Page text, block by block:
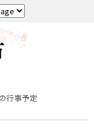
行事予定